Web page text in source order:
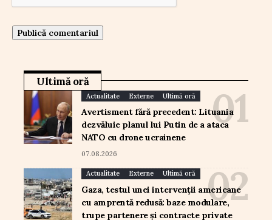
Ultimă oră
Actualitate Externe Ultimă oră
Avertisment fără precedent: Lituania
dezvăluie planul lui Putin de a ataca
NATO cu drone ucrainene
07.08.2026
Actualitate Externe Ultimă oră
Gaza, testul unei intervenții americane
cu amprentă redusă: baze modulare,
trupe partenere și contracte private